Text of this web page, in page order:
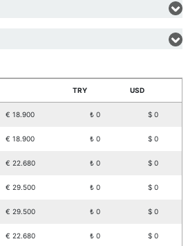
TRY USD
€ 18.900 ₺ 0 $ 0
€ 18.900 ₺ 0 $ 0
€ 22.680 ₺ 0 $ 0
€ 29.500 ₺ 0 $ 0
€ 29.500 ₺ 0 $ 0
€ 22.680 ₺ 0 $ 0